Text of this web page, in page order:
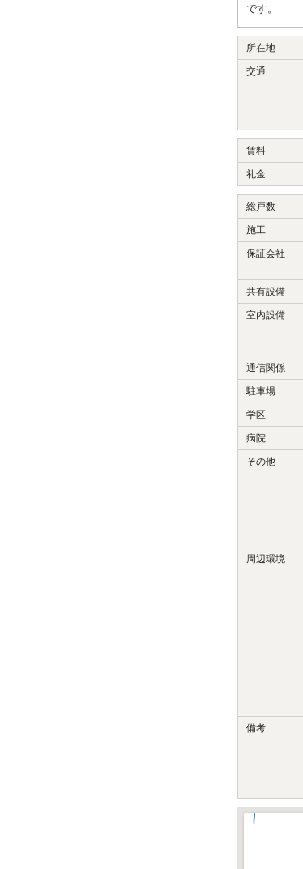
です。
所在地
交通
賃料
礼金
総戸数
施工
保証会社
共有設備
室内設備
通信関係
駐車場
学区
病院
その他
周辺環境
備考